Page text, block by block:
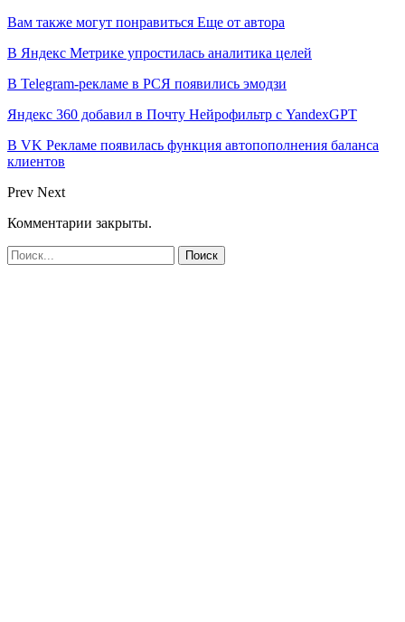
Вам также могут понравиться Еще от автора
В Яндекс Метрике упростилась аналитика целей
В Telegram-рекламе в РСЯ появились эмодзи
Яндекс 360 добавил в Почту Нейрофильтр с YandexGPT
В VK Рекламе появилась функция автопополнения баланса
клиентов
Prev Next
Комментарии закрыты.